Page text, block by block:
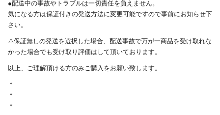
●配送中の事故やトラブルは一切責任を負えません。
気になる方は保証付きの発送方法に変更可能ですので事前にお知らせ下
さい。
⚠️保証無しの発送を選択した場合、配送事故で万が一商品を受け取れな
かった場合でも受け取り評価はして頂いております。
以上、ご理解頂ける方のみご購入をお願い致します。
＊
＊
＊